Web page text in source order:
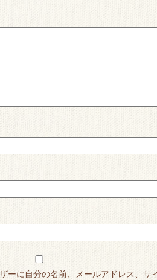
ーに自分の名前、メールアドレス、サ